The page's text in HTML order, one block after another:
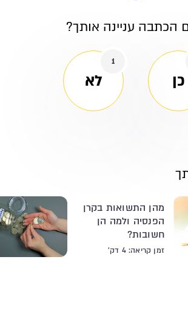
הכתבה עניינה אותך?
כן לא
1
מהן התשואות בקרן
הפנסיה ולמה הן
חשובות?
זמן קריאה: 4 דק'